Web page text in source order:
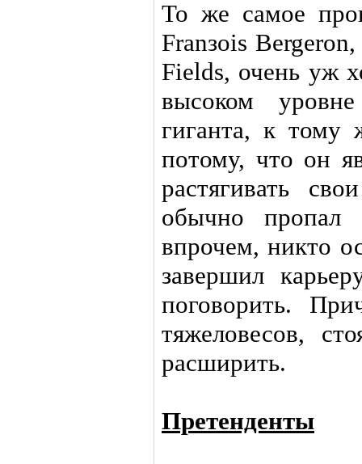
То же самое
Franзois
Fields, очень уж
высоком
гиганта, к тому
потому, что он
растягивать
обычно пропал
впрочем, никто
завершил
поговорить.
тяжеловесов,
расширить.
Претенденты